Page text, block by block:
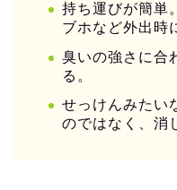
持ち運びが簡単
ブホなど外出時
臭いの強さに合
る。
せっけんみたい
のではなく、消